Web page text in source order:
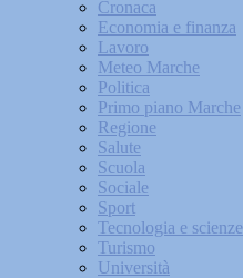
Cronaca
Economia e finanza
Lavoro
Meteo Marche
Politica
Primo piano Marche
Regione
Salute
Scuola
Sociale
Sport
Tecnologia e scienze
Turismo
Università